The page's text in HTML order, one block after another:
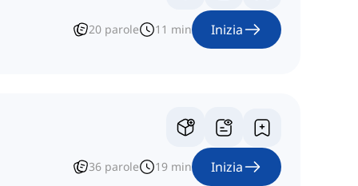
20 parole 11 min Inizia
36 parole 19 min Inizia